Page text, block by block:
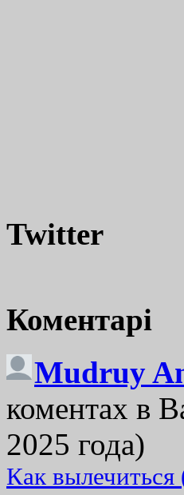
Twitter
Коментарі
Mudruy
коментах в
2025 года)
Как